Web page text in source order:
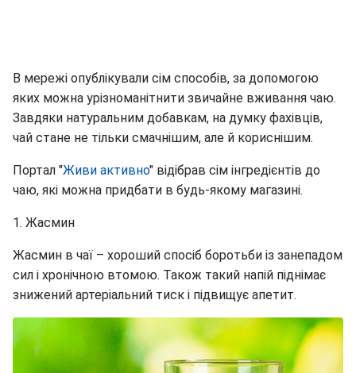
В мережі опублікували сім способів, за допомогою
яких можна урізноманітнити звичайне вживання чаю.
Завдяки натуральним добавкам, на думку фахівців,
чай стане не тільки смачнішим, але й кориснішим.
Портал "Живи активно" відібрав сім інгредієнтів до
чаю, які можна придбати в будь-якому магазині.
1. Жасмин
Жасмин в чаї – хороший спосіб боротьби із занепадом
сил і хронічною втомою. Також такий напій піднімає
знижений артеріальний тиск і підвищує апетит.